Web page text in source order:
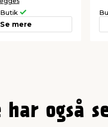
Butik
Se mere
har også